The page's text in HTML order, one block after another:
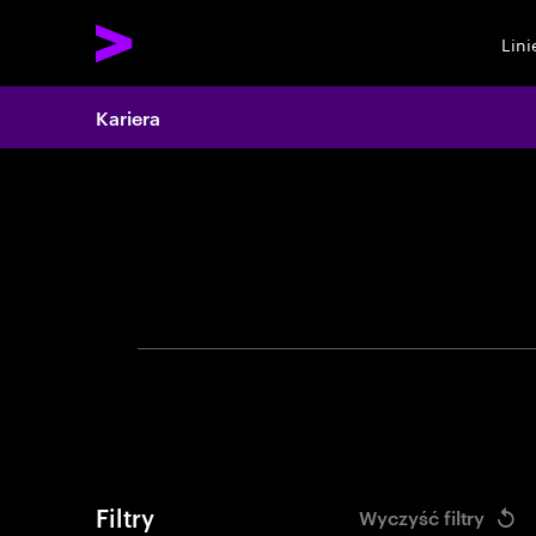
Search
Kariera
Filtry Wyczyść filtry